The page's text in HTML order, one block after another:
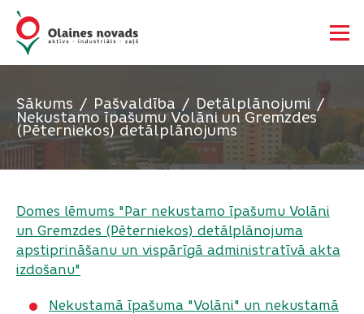
Sākums Pašvaldība Detālplānojumi
Nekustamo īpašumu Volāni un Gremzdes
(Pēterniekos) detālplānojums
Domes lēmums "Par nekustamo īpašumu Volāni
un Gremzdes (Pēterniekos) detālplānojuma
apstiprināšanu un vispārīgā administratīvā akta
izdošanu"
Nekustamā īpašuma "Volāni" un nekustamā